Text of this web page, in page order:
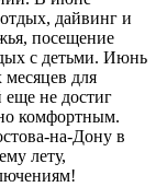
дайвинг и
посещение
с детьми. Июнь
для
еще не достиг
комфортным.
на-Дону в
лету,